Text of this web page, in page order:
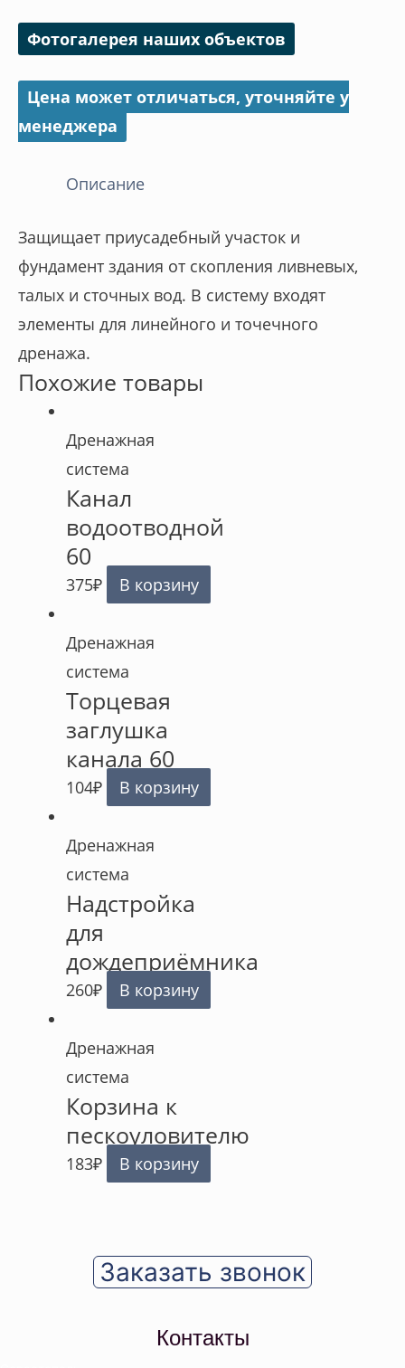
Фотогалерея наших объектов
Цена может отличаться, уточняйте у
менеджера
Описание
Защищает приусадебный участок и
фундамент здания от скопления ливневых,
талых и сточных вод. В систему входят
элементы для линейного и точечного
дренажа.
Похожие товары
Дренажная
система
Канал
водоотводной
60
375₽ В корзину
Дренажная
система
Торцевая
заглушка
канала 60
104₽ В корзину
Дренажная
система
Надстройка
для
дождеприёмника
260₽ В корзину
Дренажная
система
Корзина к
пескоуловителю
183₽ В корзину
Заказать звонок
Контакты